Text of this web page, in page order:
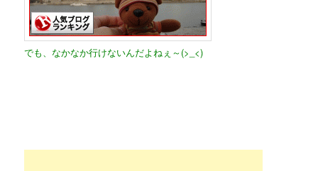
でも、なかなか行けないんだよねぇ～(>_<)